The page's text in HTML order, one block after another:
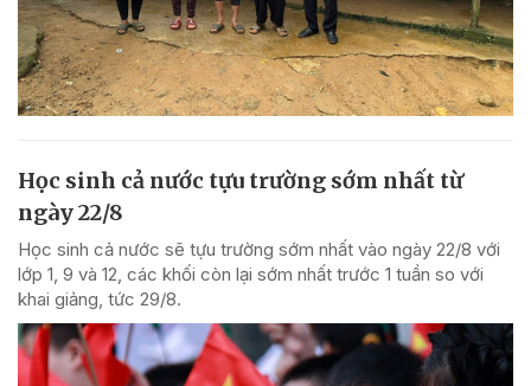
Học sinh cả nước tựu trường sớm nhất từ
ngày 22/8
Học sinh cả nước sẽ tựu trường sớm nhất vào ngày 22/8 với
lớp 1, 9 và 12, các khối còn lại sớm nhất trước 1 tuần so với
khai giảng, tức 29/8.